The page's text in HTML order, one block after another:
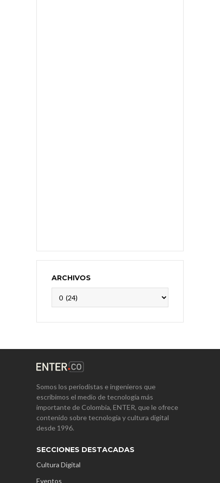
ARCHIVOS
Somos los periodistas e ingenieros que
escribimos el medio de tecnología más
importante de Colombia, ENTER, que le ofrece
contenido sobre tecnología y cultura digital
desde 1996.
SECCIONES DESTACADAS
Cultura Digital
Eventos